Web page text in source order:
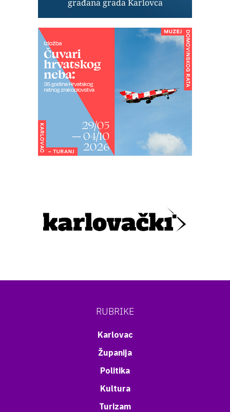
RUBRIKE
Karlovac
Županija
Politika
Kultura
Turizam